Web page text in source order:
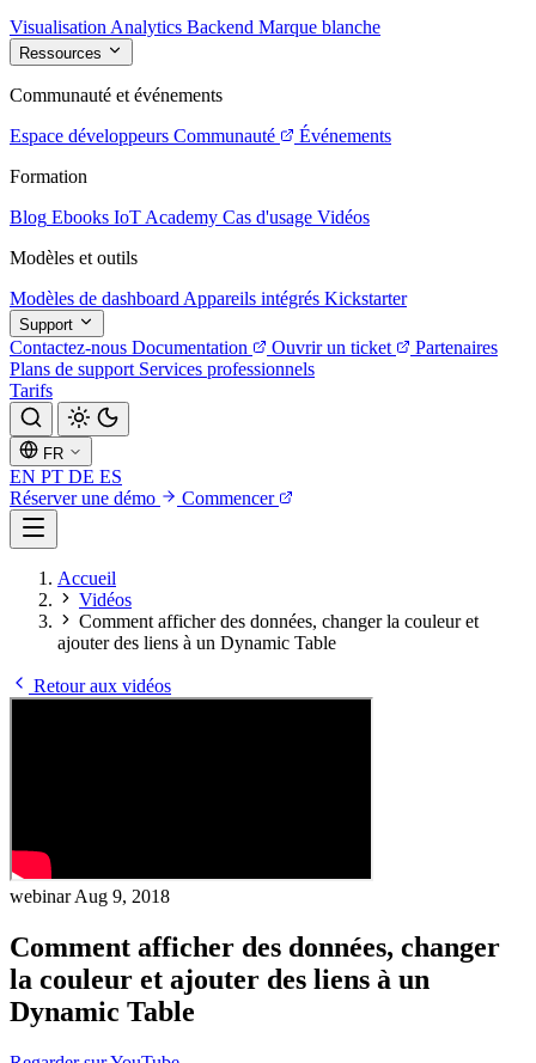
Visualisation Analytics Backend Marque blanche
Ressources
Communauté et événements
Espace développeurs Communauté
Événements
Formation
Blog Ebooks IoT Academy Cas d'usage Vidéos
Modèles et outils
Modèles de dashboard Appareils intégrés Kickstarter
Support
Contactez-nous Documentation Ouvrir un ticket
Partenaires
Plans de support Services professionnels
Tarifs
FR
EN PT DE ES
Réserver une démo
Commencer
Accueil
Vidéos
Comment afficher des données, changer la couleur et
ajouter des liens à un Dynamic Table
Retour aux vidéos
webinarAug 9, 2018
Comment afficher des données, changer
la couleur et ajouter des liens à un
Dynamic Table